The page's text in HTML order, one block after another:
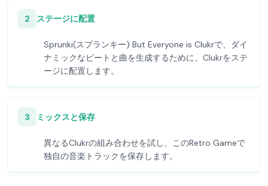
2 ステージに配置
Sprunki(スプランキー) But Everyone is Clukrで、ダイ
ナミックなビートと曲を生成するために、Clukrをステ
ージに配置します。
3 ミックスと保存
異なるClukrの組み合わせを試し、このRetro Gameで
独自の音楽トラックを保存します。